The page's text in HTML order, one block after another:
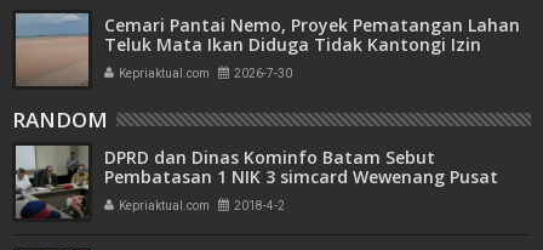
Cemari Pantai Nemo, Proyek Pematangan Lahan
Teluk Mata Ikan Diduga Tidak Kantongi Izin
Amdal
Kepriaktual.com 2026-7-30
RANDOM
DPRD dan Dinas Kominfo Batam Sebut
Pembatasan 1 NIK 3 simcard Wewenang Pusat
Kepriaktual.com 2018-4-2